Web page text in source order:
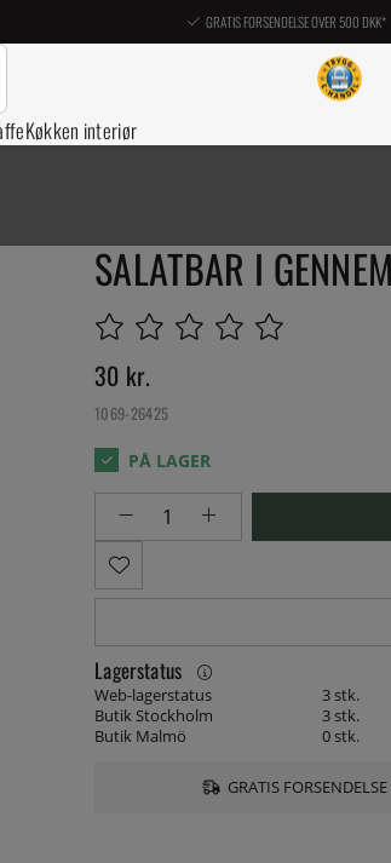
GRATIS FORSENDELSE OVER 500 DKK*
Køkken interiør
SALATBAR I
30 kr.
1069-26425
Lagerstatus
Web-lagerstatus
3 stk.
Butik Stockholm
3 stk.
Butik Malmö
0 stk.
GRATIS